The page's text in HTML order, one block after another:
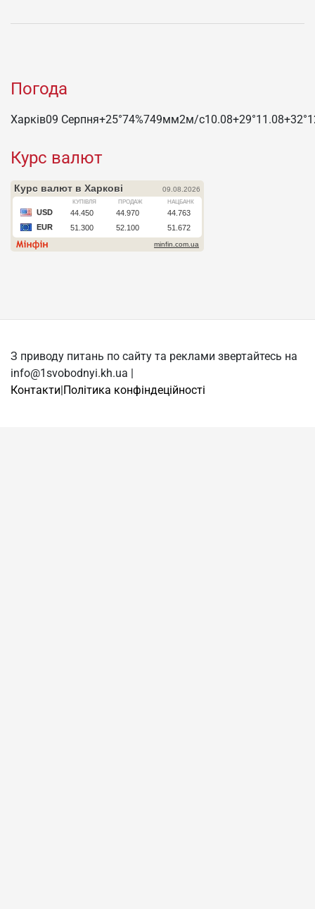
Погода
Харків09 Серпня+25°74%749мм2м/c10.08+29°11.08+32°
Курс валют
З приводу питань по сайту та реклами звертайтесь на
info@1svobodnyi.kh.ua |
Контакти|Політика конфіндеційності